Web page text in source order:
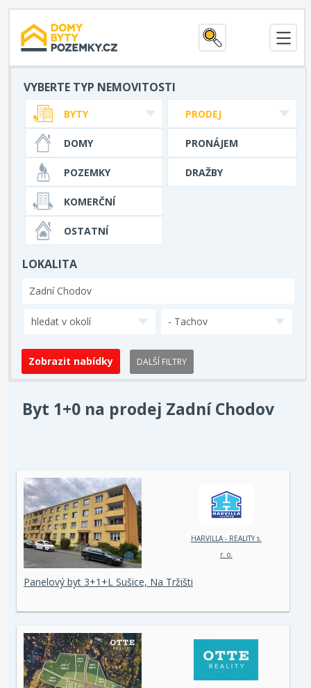
VYBERTE TYP NEMOVITOSTI
PRODEJ
PRONÁJEM
DRAŽBY
BYTY
DOMY
POZEMKY
KOMERČNÍ
OSTATNÍ
LOKALITA
hledat v okolí - Tachov
DALŠÍ FILTRY
Byt 1+0 na prodej Zadní Chodov
HARVILLA - REALITY s.
r. o.
Panelový byt 3+1+L Sušice, Na Tržišti